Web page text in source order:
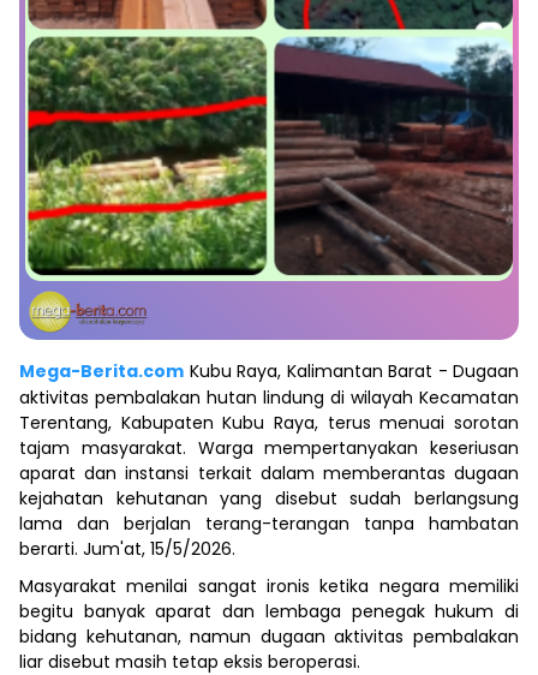
Mega-Berita.com Kubu Raya, Kalimantan Barat - Dugaan
aktivitas pembalakan hutan lindung di wilayah Kecamatan
Terentang, Kabupaten Kubu Raya, terus menuai sorotan
tajam masyarakat. Warga mempertanyakan keseriusan
aparat dan instansi terkait dalam memberantas dugaan
kejahatan kehutanan yang disebut sudah berlangsung
lama dan berjalan terang-terangan tanpa hambatan
berarti. Jum'at, 15/5/2026.
Masyarakat menilai sangat ironis ketika negara memiliki
begitu banyak aparat dan lembaga penegak hukum di
bidang kehutanan, namun dugaan aktivitas pembalakan
liar disebut masih tetap eksis beroperasi.